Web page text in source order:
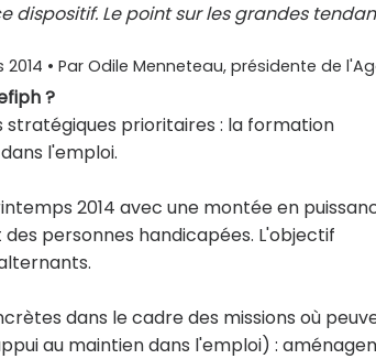
Le point sur les grandes
2014 • Par Odile Menneteau, présidente de
?
prioritaires : la formation
l'emploi.
2014 avec une montée en
personnes handicapées. L'objectif
dans le cadre des missions où
au maintien dans l'emploi) :